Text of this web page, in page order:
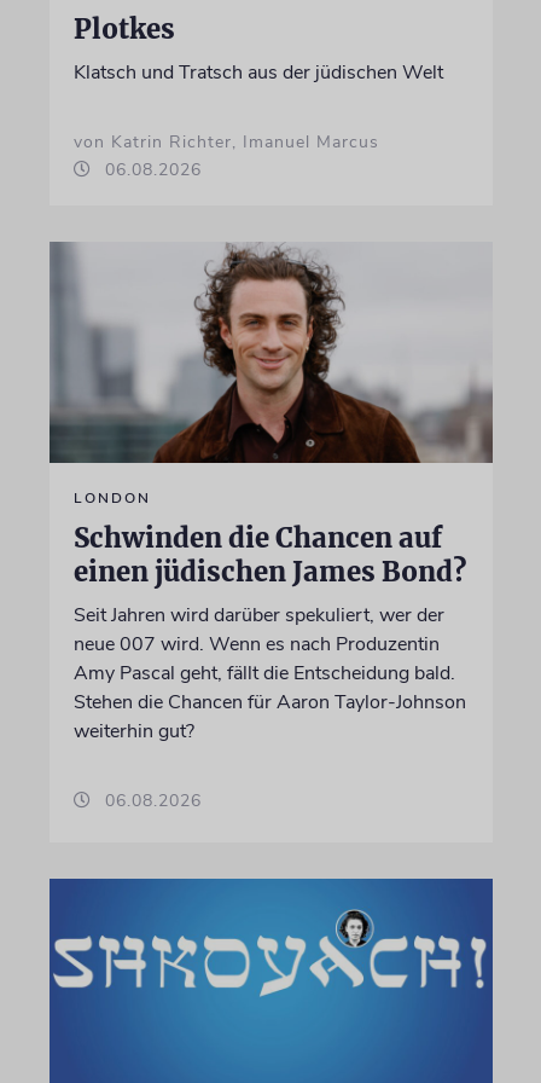
Plotkes
Klatsch und Tratsch aus der jüdischen Welt
von Katrin Richter, Imanuel Marcus
06.08.2026
LONDON
Schwinden die Chancen auf
einen jüdischen James Bond?
Seit Jahren wird darüber spekuliert, wer der
neue 007 wird. Wenn es nach Produzentin
Amy Pascal geht, fällt die Entscheidung bald.
Stehen die Chancen für Aaron Taylor-Johnson
weiterhin gut?
06.08.2026